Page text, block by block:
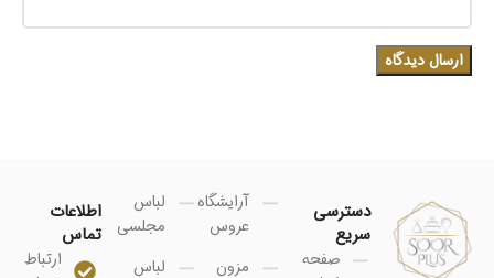
دسترسی
سریع
صفحه
آرایشگاه
عروس
مزون
لباس
مجلسی
لباس
اطلاعات
تماس
ارتباط